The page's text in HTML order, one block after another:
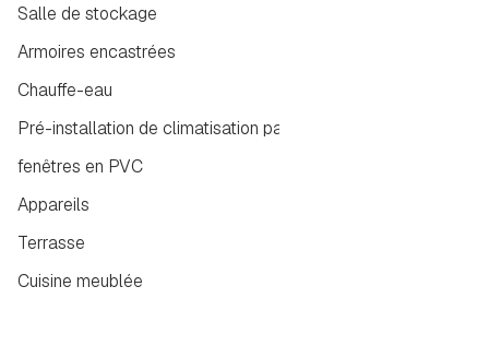
Salle de stockage
Armoires encastrées
Chauffe-eau
Pré-installation de climatisation par conduits
fenêtres en PVC
Appareils
Terrasse
Cuisine meublée